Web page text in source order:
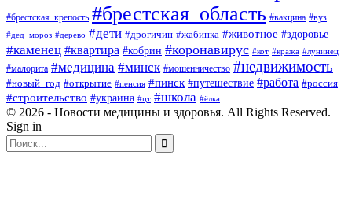
#брестская_крепость #брестская_область #вакцина #вуз
#дед_мороз #дерево #дети #дрогичин #жабинка #животное #здоровье
#каменец #квартира #кобрин #коронавирус #кот #кража #лунинец
#малорита #медицина #минск #мошенничество #недвижимость
#новый_год #открытие #пенсия #пинск #путешествие #работа #россия
#строительство #украина #цт #школа #ёлка
© 2026 - Новости медицины и здоровья. All Rights Reserved.
Sign in